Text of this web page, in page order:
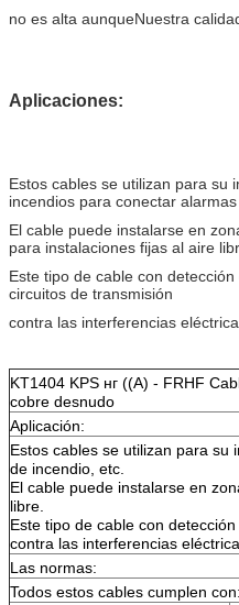
no es alta aunqueNuestra
Aplicaciones:
Estos cables se utilizan para su
incendios para conectar
El cable puede instalarse en
para instalaciones fijas al aire
Este tipo de cable con
circuitos de transmisión
contra las interferencias
KT1404 KPS нг ((А) - FRHF
cobre desnudo
Aplicación:
Estos cables se utilizan para su
de incendio, etc.
El cable puede instalarse en
libre.
Este tipo de cable con
contra las interferencias
Las normas:
Todos estos cables cumplen con: